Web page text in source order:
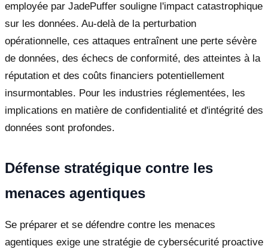
employée par JadePuffer souligne l'impact catastrophique
sur les données. Au-delà de la perturbation
opérationnelle, ces attaques entraînent une perte sévère
de données, des échecs de conformité, des atteintes à la
réputation et des coûts financiers potentiellement
insurmontables. Pour les industries réglementées, les
implications en matière de confidentialité et d'intégrité des
données sont profondes.
Défense stratégique contre les
menaces agentiques
Se préparer et se défendre contre les menaces
agentiques exige une stratégie de cybersécurité proactive